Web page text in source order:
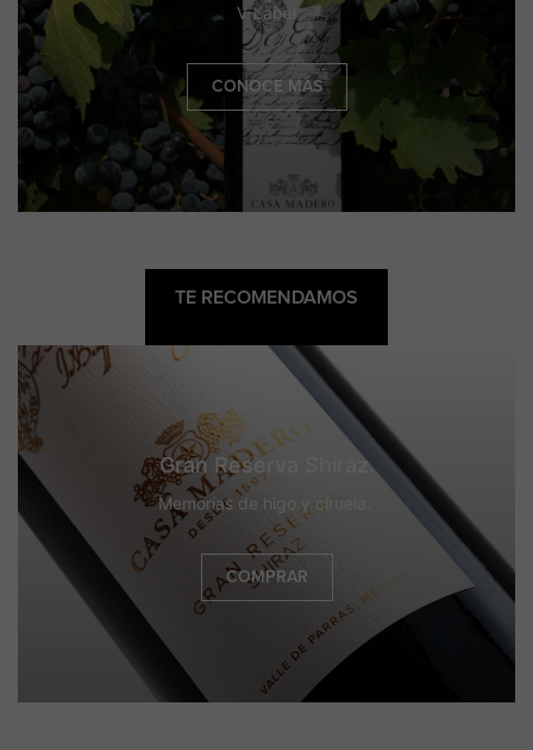
V-Label
CONOCE MÁS
TE RECOMENDAMOS
Gran Reserva Shiraz.
Memorias de higo y ciruela.
COMPRAR